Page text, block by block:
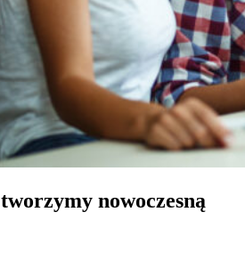
nowoczesną